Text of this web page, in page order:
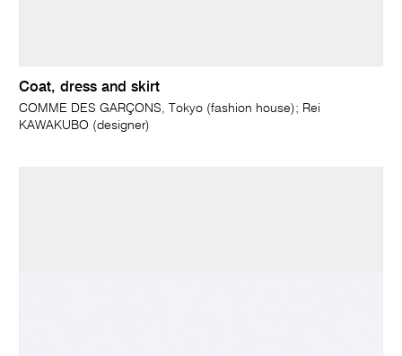
Coat, dress and skirt
COMME DES GARÇONS, Tokyo (fashion house); Rei
KAWAKUBO (designer)